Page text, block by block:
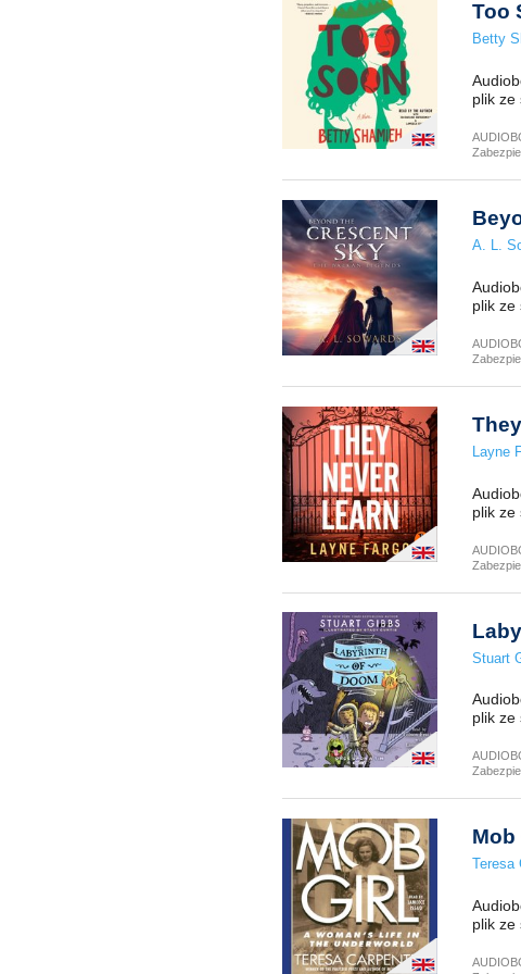
Too
Betty
plik ze
A. L.
plik ze
Layne
plik ze
Stuart
plik ze
Mob
Teresa
plik ze